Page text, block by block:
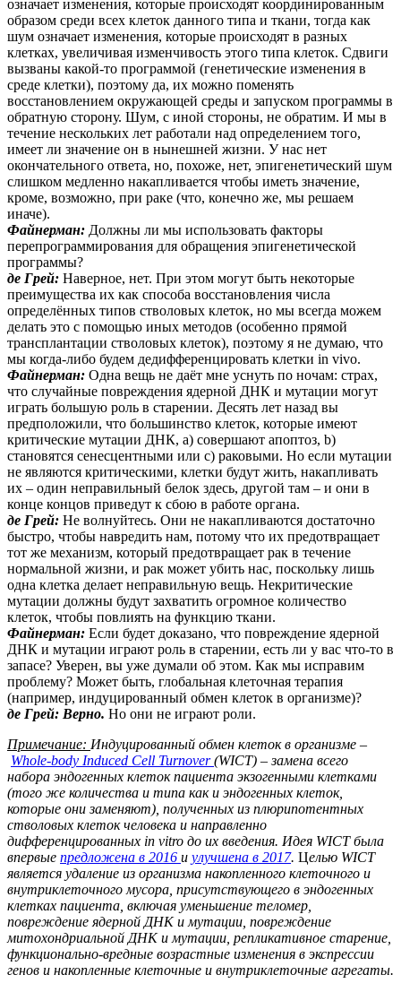
означает изменения, которые происходят координированным
образом среди всех клеток данного типа и ткани, тогда как
шум означает изменения, которые происходят в разных
клетках, увеличивая изменчивость этого типа клеток. Сдвиги
вызваны какой-то программой (генетические изменения в
среде клетки), поэтому да, их можно поменять
восстановлением окружающей среды и запуском программы в
обратную сторону. Шум, с иной стороны, не обратим. И мы в
течение нескольких лет работали над определением того,
имеет ли значение он в нынешней жизни. У нас нет
окончательного ответа, но, похоже, нет, эпигенетический шум
слишком медленно накапливается чтобы иметь значение,
кроме, возможно, при раке (что, конечно же, мы решаем
иначе).
Файнерман: Должны ли мы использовать факторы
перепрограммирования для обращения эпигенетической
программы?
де Грей: Наверное, нет. При этом могут быть некоторые
преимущества их как способа восстановления числа
определённых типов стволовых клеток, но мы всегда можем
делать это с помощью иных методов (особенно прямой
трансплантации стволовых клеток), поэтому я не думаю, что
мы когда-либо будем дедифференцировать клетки in vivo.
Файнерман: Одна вещь не даёт мне уснуть по ночам: страх,
что случайные повреждения ядерной ДНК и мутации могут
играть большую роль в старении. Десять лет назад вы
предположили, что большинство клеток, которые имеют
критические мутации ДНК, a) совершают апоптоз, b)
становятся сенесцентными или c) раковыми. Но если мутации
не являются критическими, клетки будут жить, накапливать
их – один неправильный белок здесь, другой там – и они в
конце концов приведут к сбою в работе органа.
де Грей: Не волнуйтесь. Они не накапливаются достаточно
быстро, чтобы навредить нам, потому что их предотвращает
тот же механизм, который предотвращает рак в течение
нормальной жизни, и рак может убить нас, поскольку лишь
одна клетка делает неправильную вещь. Некритические
мутации должны будут захватить огромное количество
клеток, чтобы повлиять на функцию ткани.
Файнерман: Если будет доказано, что повреждение ядерной
ДНК и мутации играют роль в старении, есть ли у вас что-то в
запасе? Уверен, вы уже думали об этом. Как мы исправим
проблему? Может быть, глобальная клеточная терапия
(например, индуцированный обмен клеток в организме)?
де Грей: Верно. Но они не играют роли.
Примечание: Индуцированный обмен клеток в организме –
Whole-body Induced Cell Turnover(WICT) – замена всего
набора эндогенных клеток пациента экзогенными клетками
(того же количества и типа как и эндогенных клеток,
которые они заменяют), полученных из плюрипотентных
стволовых клеток человека и направленно
дифференцированных in vitro до их введения. Идея WICT была
впервые предложена в 2016 и улучшена в 2017. Целью WICT
является удаление из организма накопленного клеточного и
внутриклеточного мусора, присутствующего в эндогенных
клетках пациента, включая уменьшение теломер,
повреждение ядерной ДНК и мутации, повреждение
митохондриальной ДНК и мутации, репликативное старение,
функционально-вредные возрастные изменения в экспрессии
генов и накопленные клеточные и внутриклеточные агрегаты.